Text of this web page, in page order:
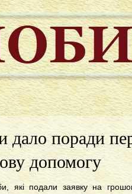
дало поради
допомогу
які подали заявку на